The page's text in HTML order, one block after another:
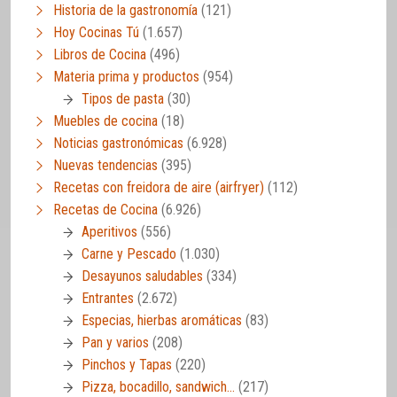
Historia de la gastronomía (121)
Hoy Cocinas Tú (1.657)
Libros de Cocina (496)
Materia prima y productos (954)
Tipos de pasta (30)
Muebles de cocina (18)
Noticias gastronómicas (6.928)
Nuevas tendencias (395)
Recetas con freidora de aire (airfryer) (112)
Recetas de Cocina (6.926)
Aperitivos (556)
Carne y Pescado (1.030)
Desayunos saludables (334)
Entrantes (2.672)
Especias, hierbas aromáticas (83)
Pan y varios (208)
Pinchos y Tapas (220)
Pizza, bocadillo, sandwich… (217)